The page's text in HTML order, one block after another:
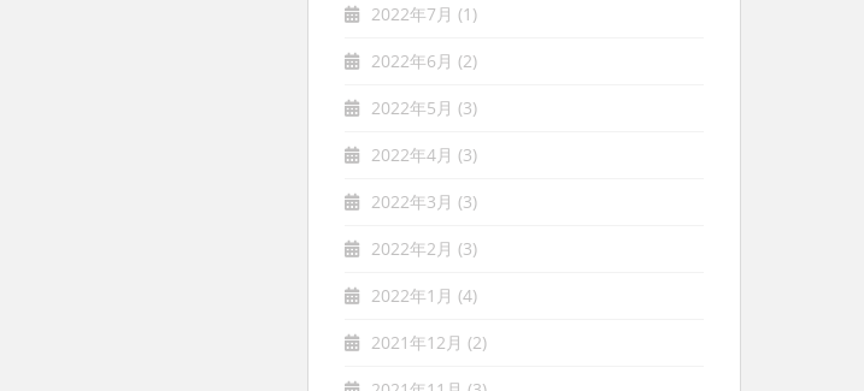
2022年7月 (1)
2022年6月 (2)
2022年5月 (3)
2022年4月 (3)
2022年3月 (3)
2022年2月 (3)
2022年1月 (4)
2021年12月 (2)